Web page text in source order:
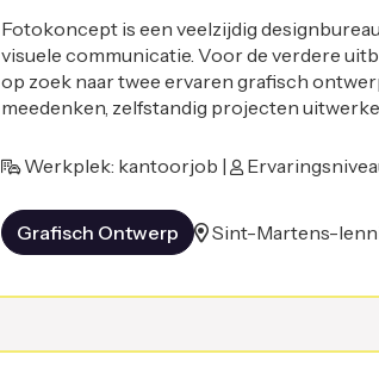
Fotokoncept is een veelzijdig
visuele communicatie. Voor de verdere
op zoek naar twee ervaren grafisch
meedenken, zelfstandig projecten
Werkplek: kantoorjob |
Grafisch Ontwerp Sint-Martens-